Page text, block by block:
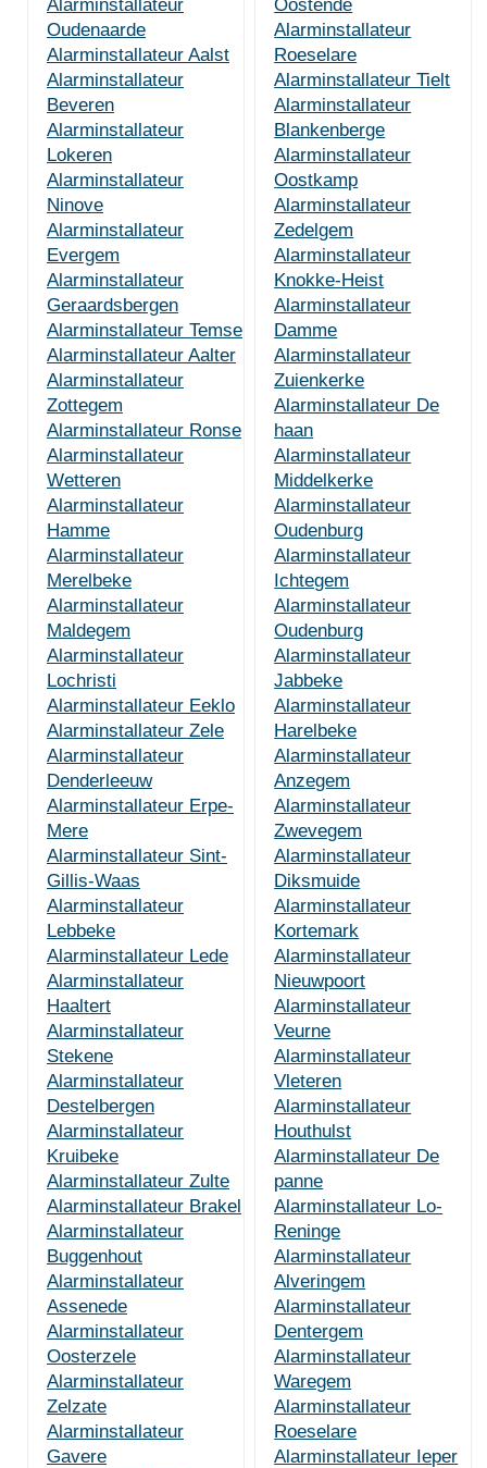
Alarminstallateur
Oudenaarde
Alarminstallateur Aalst
Alarminstallateur
Beveren
Alarminstallateur
Lokeren
Alarminstallateur
Ninove
Alarminstallateur
Evergem
Alarminstallateur
Geraardsbergen
Alarminstallateur Temse
Alarminstallateur Aalter
Alarminstallateur
Zottegem
Alarminstallateur Ronse
Alarminstallateur
Wetteren
Alarminstallateur
Hamme
Alarminstallateur
Merelbeke
Alarminstallateur
Maldegem
Alarminstallateur
Lochristi
Alarminstallateur Eeklo
Alarminstallateur Zele
Alarminstallateur
Denderleeuw
Alarminstallateur Erpe-
Mere
Alarminstallateur Sint-
Gillis-Waas
Alarminstallateur
Lebbeke
Alarminstallateur Lede
Alarminstallateur
Haaltert
Alarminstallateur
Stekene
Alarminstallateur
Destelbergen
Alarminstallateur
Kruibeke
Alarminstallateur Zulte
Alarminstallateur Brakel
Alarminstallateur
Buggenhout
Alarminstallateur
Assenede
Alarminstallateur
Oosterzele
Alarminstallateur
Zelzate
Alarminstallateur
Gavere
Oostende
Alarminstallateur
Roeselare
Alarminstallateur Tielt
Alarminstallateur
Blankenberge
Alarminstallateur
Oostkamp
Alarminstallateur
Zedelgem
Alarminstallateur
Knokke-Heist
Alarminstallateur
Damme
Alarminstallateur
Zuienkerke
Alarminstallateur De
haan
Alarminstallateur
Middelkerke
Alarminstallateur
Oudenburg
Alarminstallateur
Ichtegem
Alarminstallateur
Oudenburg
Alarminstallateur
Jabbeke
Alarminstallateur
Harelbeke
Alarminstallateur
Anzegem
Alarminstallateur
Zwevegem
Alarminstallateur
Diksmuide
Alarminstallateur
Kortemark
Alarminstallateur
Nieuwpoort
Alarminstallateur
Veurne
Alarminstallateur
Vleteren
Alarminstallateur
Houthulst
Alarminstallateur De
panne
Alarminstallateur Lo-
Reninge
Alarminstallateur
Alveringem
Alarminstallateur
Dentergem
Alarminstallateur
Waregem
Alarminstallateur
Roeselare
Alarminstallateur Ieper